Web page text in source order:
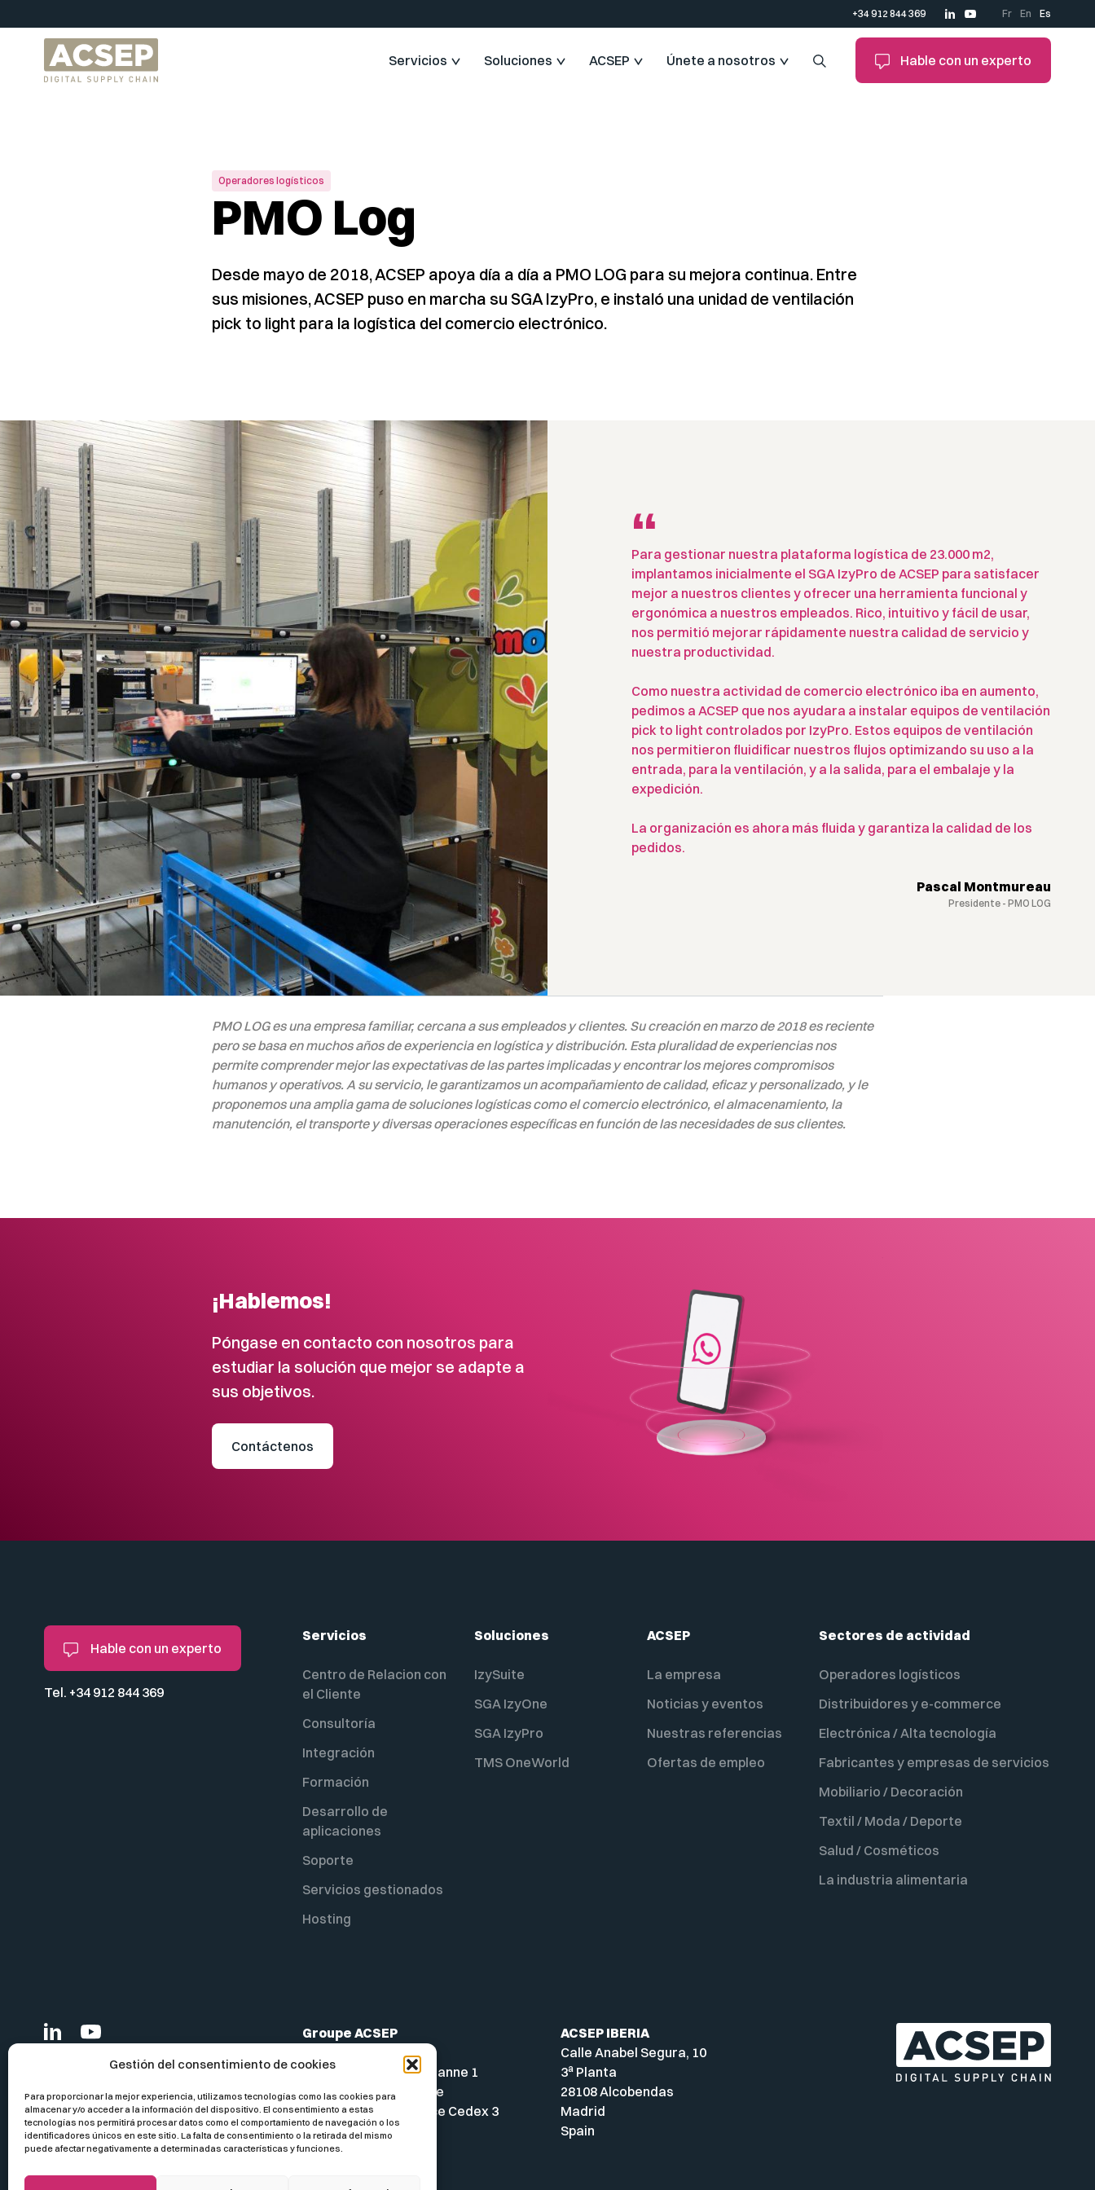
Gestión del consentimiento de cookies
Para proporcionar la mejor experiencia, utilizamos tecnologías como las cookies para
almacenar y/o acceder a la información del dispositivo. El consentimiento a estas
tecnologías nos permitirá procesar datos como el comportamiento de navegación o los
identificadores únicos en este sitio. La falta de consentimiento o la retirada del mismo
puede afectar negativamente a determinadas características y funciones.
+34 912 844 369 Fr En Es
Servicios Soluciones ACSEP Únete a nosotros Hable con un experto
Operadores logísticos
PMO Log
Desde mayo de 2018, ACSEP apoya día a día a PMO LOG para su mejora continua. Entre
sus misiones, ACSEP puso en marcha su SGA IzyPro, e instaló una unidad de ventilación
pick to light para la logística del comercio electrónico.
“
Para gestionar nuestra plataforma logística de 23.000 m2,
implantamos inicialmente el SGA IzyPro de ACSEP para satisfacer
mejor a nuestros clientes y ofrecer una herramienta funcional y
ergonómica a nuestros empleados. Rico, intuitivo y fácil de usar,
nos permitió mejorar rápidamente nuestra calidad de servicio y
nuestra productividad.
Como nuestra actividad de comercio electrónico iba en aumento,
pedimos a ACSEP que nos ayudara a instalar equipos de ventilación
pick to light controlados por IzyPro. Estos equipos de ventilación
nos permitieron fluidificar nuestros flujos optimizando su uso a la
entrada, para la ventilación, y a la salida, para el embalaje y la
expedición.
La organización es ahora más fluida y garantiza la calidad de los
pedidos.
Pascal Montmureau
Presidente - PMO LOG
PMO LOG es una empresa familiar, cercana a sus empleados y clientes. Su creación en marzo de 2018 es reciente
pero se basa en muchos años de experiencia en logística y distribución. Esta pluralidad de experiencias nos
permite comprender mejor las expectativas de las partes implicadas y encontrar los mejores compromisos
humanos y operativos. A su servicio, le garantizamos un acompañamiento de calidad, eficaz y personalizado, y le
proponemos una amplia gama de soluciones logísticas como el comercio electrónico, el almacenamiento, la
manutención, el transporte y diversas operaciones específicas en función de las necesidades de sus clientes.
¡Hablemos!
Póngase en contacto con nosotros para
estudiar la solución que mejor se adapte a
sus objetivos.
Contáctenos
Hable con un experto
Tel. +34 912 844 369
Servicios
Centro de Relacion con
el Cliente
Consultoría
Integración
Formación
Desarrollo de
aplicaciones
Soporte
Servicios gestionados
Hosting
Soluciones
IzySuite
SGA IzyOne
SGA IzyPro
TMS OneWorld
ACSEP
La empresa
Noticias y eventos
Nuestras referencias
Ofertas de empleo
Sectores de actividad
Operadores logísticos
Distribuidores y e-commerce
Electrónica / Alta tecnología
Fabricantes y empresas de servicios
Mobiliario / Decoración
Textil / Moda / Deporte
Salud / Cosméticos
La industria alimentaria
Groupe ACSEP
Bâtiment A - Parc Cézanne 1
380 avenue Archimède
13857 Aix-en-Provence Cedex 3
France
ACSEP IBERIA
Calle Anabel Segura, 10
3a Planta
28108 Alcobendas
Madrid
Spain